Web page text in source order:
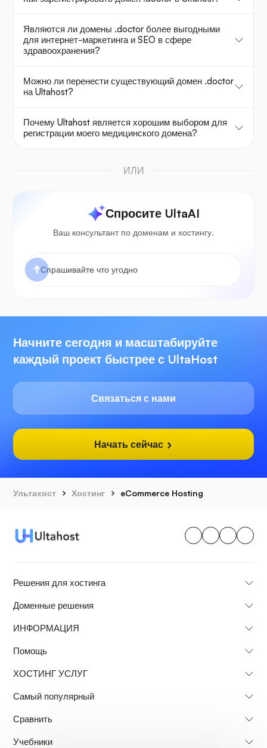
Являются ли домены .doctor более выгодными
для интернет-маркетинга и SEO в сфере
здравоохранения?
Можно ли перенести существующий домен .doctor
на Ultahost?
Почему Ultahost является хорошим выбором для
регистрации моего медицинского домена?
ИЛИ
Спросите UltaAI
Ваш консультант по доменам и хостингу.
Начните сегодня и масштабируйте
каждый проект быстрее с UltaHost
Связаться с нами
Начать сейчас
Ультахост Хостинг eCommerce Hosting
Решения для хостинга
Доменные решения
ИНФОРМАЦИЯ
Помощь
ХОСТИНГ УСЛУГ
Самый популярный
Сравнить
Учебники